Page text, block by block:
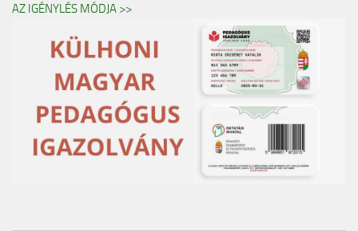
AZ IGÉNYLÉS MÓDJA >>